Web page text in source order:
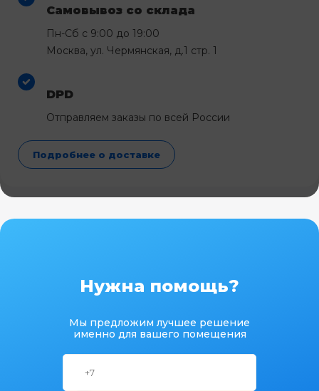
Самовывоз со склада
Пн-Сб с 9:00 до 19:00
Москва, ул. Чермянская, д.1 стр. 1
DPD
Отправляем заказы по всей России
Подробнее о доставке
Нужна помощь?
Мы предложим лучшее решение
именно для вашего помещения